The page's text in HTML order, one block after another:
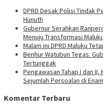
DPRD Desak Polisi Tindak
Hunuth
Gubernur Serahkan
Menuju Transformasi
Malam ini DPRD Maluku
Benhur Watubun Tegas:
Tertunggak
Pengawasan Tahap I dan II,
Sejumlah Persoalan di
Komentar Terbaru